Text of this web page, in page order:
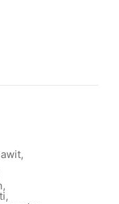
,
,
,